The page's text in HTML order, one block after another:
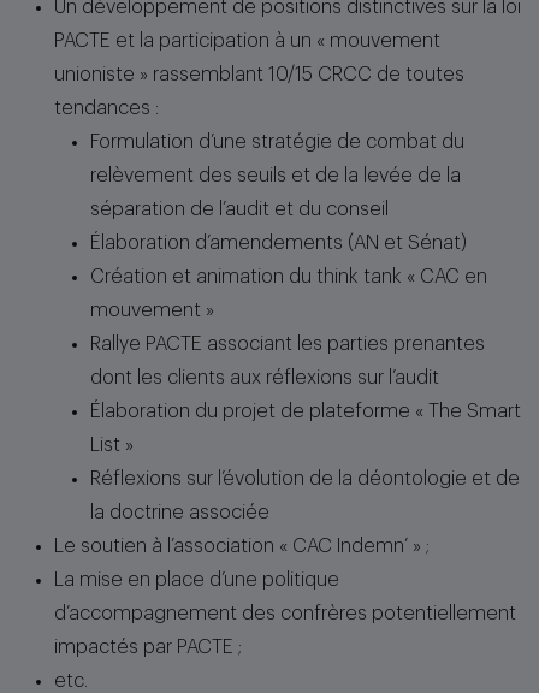
Un développement de positions distinctives sur la loi
PACTE et la participation à un « mouvement
unioniste » rassemblant 10/15 CRCC de toutes
tendances :
Formulation d’une stratégie de combat du
relèvement des seuils et de la levée de la
séparation de l’audit et du conseil
Élaboration d’amendements (AN et Sénat)
Création et animation du think tank « CAC en
mouvement »
Rallye PACTE associant les parties prenantes
dont les clients aux réflexions sur l’audit
Élaboration du projet de plateforme « The Smart
List »
Réflexions sur l’évolution de la déontologie et de
la doctrine associée
Le soutien à l’association « CAC Indemn’ » ;
La mise en place d’une politique
d’accompagnement des confrères potentiellement
impactés par PACTE ;
etc.